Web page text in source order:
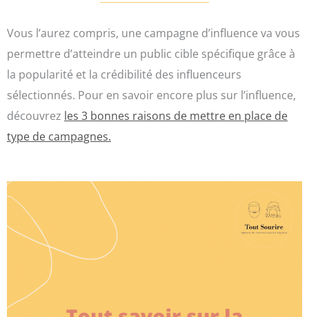
Vous l’aurez compris, une campagne d’influence va vous
permettre d’atteindre un public cible spécifique grâce à
la popularité et la crédibilité des influenceurs
sélectionnés. Pour en savoir encore plus sur l’influence,
découvrez les 3 bonnes raisons de mettre en place de
type de campagnes.